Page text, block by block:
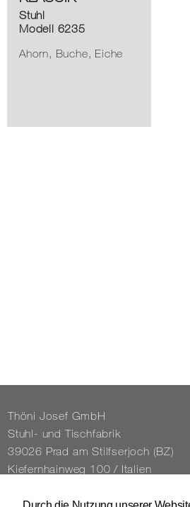
Stuhl
Modell 6235
Ahorn, Buche, Eiche
Thöni Josef GmbH
Stuhl- und Tisch­fa­brik
39026 Prad am Stilfs­er­joch (BZ)
Kie­fern­hain­weg 100 / Ita­li­en
Tel. 0039 / 0473 / 61 62 43